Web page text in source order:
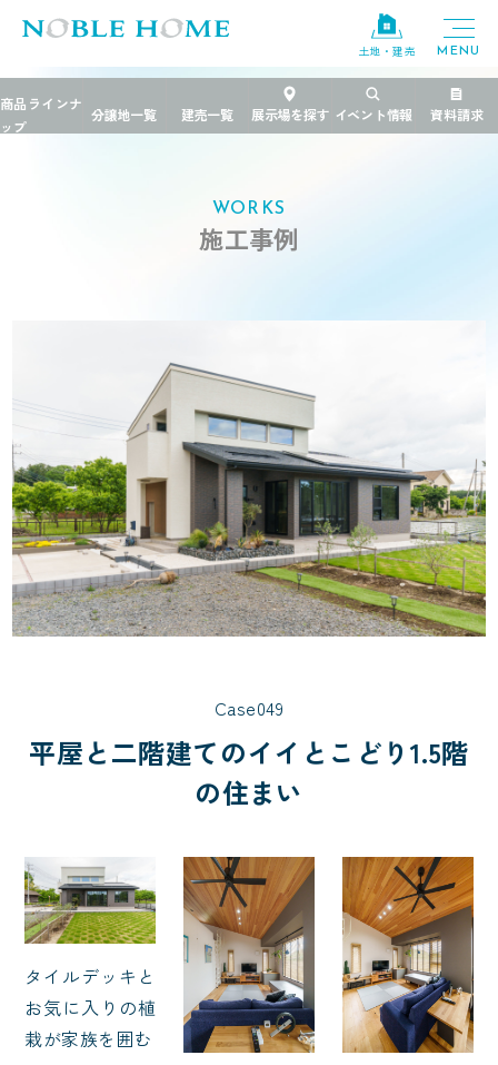
土地・建売
TOP>施工事例 平屋と二階建てのイイとこどり1.5階の住まい
WORKS
施工事例
Case049
平屋と二階建てのイイとこどり1.5階
の住まい
タイルデッキと
お気に入りの植
栽が家族を囲む